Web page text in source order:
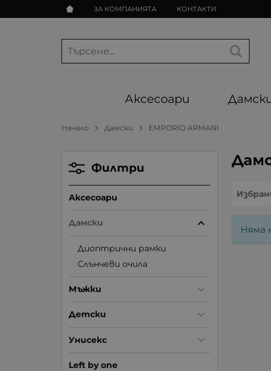
ЗА КОМПАНИЯТА КОНТАКТИ
Аксесоари
Начало Дамски EMPORIO ARMANI
Няма
Филтри
Аксесоари
Дамски
Диоптрични рамки
Слънчеви очила
Мъжки
Детски
Унисекс
Left by one